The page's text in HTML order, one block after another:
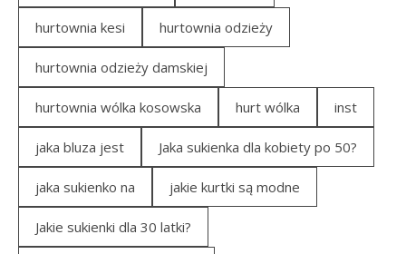
hurtownia kesi hurtownia odzieży
hurtownia odzieży damskiej
hurtownia wólka kosowska hurt wólka inst
jaka bluza jest Jaka sukienka dla kobiety po 50?
jaka sukienko na jakie kurtki są modne
Jakie sukienki dla 30 latki?